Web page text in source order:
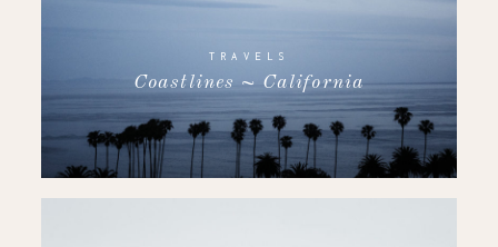
TRAVELS
Coastlines ~ California